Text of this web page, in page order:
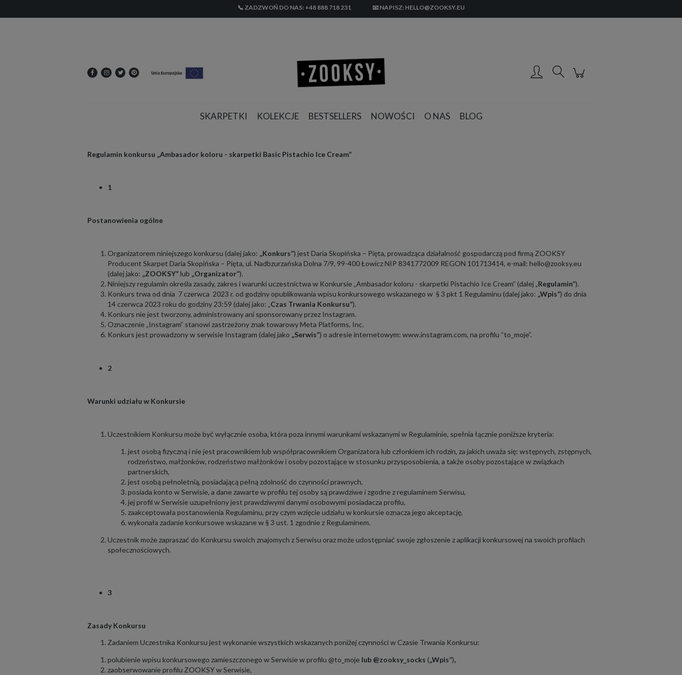
📞 ZADZWOŃ DO NAS: +48 888 718 231 📧 NAPISZ: HELLO@ZOOKSY.EU
SKARPETKI KOLEKCJE BESTSELLERS NOWOŚCI O NAS BLOG
Regulamin konkursu „Ambasador koloru - skarpetki Basic Pistachio Ice Cream”
1
Postanowienia ogólne
Organizatorem niniejszego konkursu (dalej jako: „Konkurs”) jest Daria Skopińska – Pięta, prowadząca działalność gospodarczą pod firmą ZOOKSY
Producent Skarpet Daria Skopińska – Pięta, ul. Nadbzurzańska Dolna 7/9, 99-400 Łowicz NIP 8341772009 REGON 101713414, e-mail: hello@zooksy.eu
(dalej jako: „ZOOKSY”lub „Organizator”).
Niniejszy regulamin określa zasady, zakres i warunki uczestnictwa w Konkursie „Ambasador koloru - skarpetki Pistachio Ice Cream” (dalej „Regulamin”).
Konkurs trwa od dnia 7 czerwca 2023 r. od godziny opublikowania wpisu konkursowego wskazanego w § 3 pkt 1 Regulaminu (dalej jako: „Wpis”) do dnia
14 czerwca 2023 roku do godziny 23:59 (dalej jako: „Czas Trwania Konkursu”).
Konkurs nie jest tworzony, administrowany ani sponsorowany przez Instagram.
Oznaczenie „Instagram” stanowi zastrzeżony znak towarowy Meta Platforms, Inc.
Konkurs jest prowadzony w serwisie Instagram (dalej jako „Serwis”) o adresie internetowym: www.instagram.com, na profilu “to_moje”.
2
Warunki udziału w Konkursie
Uczestnikiem Konkursu może być wyłącznie osoba, która poza innymi warunkami wskazanymi w Regulaminie, spełnia łącznie poniższe kryteria:
jest osobą fizyczną i nie jest pracownikiem lub współpracownikiem Organizatora lub członkiem ich rodzin, za jakich uważa się: wstępnych, zstępnych,
rodzeństwo, małżonków, rodzeństwo małżonków i osoby pozostające w stosunku przysposobienia, a także osoby pozostające w związkach
partnerskich,
jest osobą pełnoletnią, posiadającą pełną zdolność do czynności prawnych,
posiada konto w Serwisie, a dane zawarte w profilu tej osoby są prawdziwe i zgodne z regulaminem Serwisu,
jej profil w Serwisie uzupełniony jest prawdziwymi danymi osobowymi posiadacza profilu,
zaakceptowała postanowienia Regulaminu, przy czym wzięcie udziału w konkursie oznacza jego akceptację,
wykonała zadanie konkursowe wskazane w § 3 ust. 1 zgodnie z Regulaminem.
Uczestnik może zapraszać do Konkursu swoich znajomych z Serwisu oraz może udostępniać swoje zgłoszenie z aplikacji konkursowej na swoich profilach
społecznościowych.
3
Zasady Konkursu
Zadaniem Uczestnika Konkursu jest wykonanie wszystkich wskazanych poniżej czynności w Czasie Trwania Konkursu:
polubienie wpisu konkursowego zamieszczonego w Serwisie w profilu @to_moje lub @zooksy_socks („Wpis”),
zaobserwowanie profilu ZOOKSY w Serwisie,